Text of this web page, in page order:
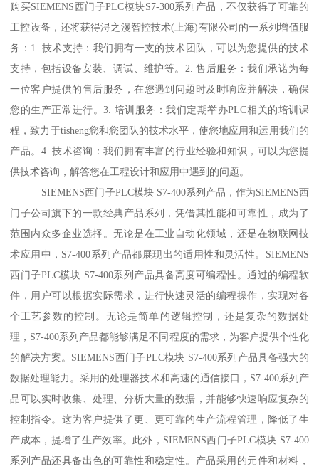
购买SIEMENS西门子PLC模块S7-300系列产品，不仅获得了可靠的
工控设备，还将获得浔之漫智控技术(上海)有限公司的一系列增值服
务：1. 技术支持：我们拥有一支的技术团队，可以为您提供的技术
支持，包括设备安装、调试、维护等。2. 售后服务：我们承诺为每
一位客户提供的售后服务，在您遇到问题时及时响应并解决，确保
您的生产正常进行。3. 培训服务：我们定期举办PLC相关的培训课
程，致力于tisheng您和您团队的技术水平，使您地应用和运用我们的
产品。4. 技术咨询：我们拥有丰富的行业经验和知识，可以为您提
供技术咨询，解答您在工程设计和应用中遇到的问题。
SIEMENS西门子PLC模块 S7-400系列产品，作为SIEMENS西
门子公司旗下的一款经典产品系列，凭借其性能和可靠性，成为了
范围内众多企业选择。无论是在工业自动化领域，还是在物联网技
术应用中，S7-400系列产品都展现出的适用性和灵活性。SIEMENS
西门子PLC模块 S7-400系列产品具备高度可编程性。通过的编程软
件，用户可以根据实际需求，进行快速灵活的编程操作，实现对各
个工艺参数的控制。无论是简单的逻辑控制，还是复杂的数据处
理，S7-400系列产品都能够满足不同程度的需求，为客户提供个性化
的解决方案。SIEMENS西门子PLC模块 S7-400系列产品具备强大的
数据处理能力。采用的处理器技术和高速的通信接口，S7-400系列产
品可以实时收集、处理、分析大量的数据，并能够快速响应复杂的
控制指令。这为客户提供了更、更可靠的生产流程管理，降低了生
产成本，提增了生产效率。此外，SIEMENS西门子PLC模块 S7-400
系列产品还具备出色的可靠性和稳定性。产品采用的元件和材料，